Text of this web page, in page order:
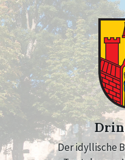
Skip
to
content
Skip
to
main
navigation
Skip
to
footer
Der idyllische